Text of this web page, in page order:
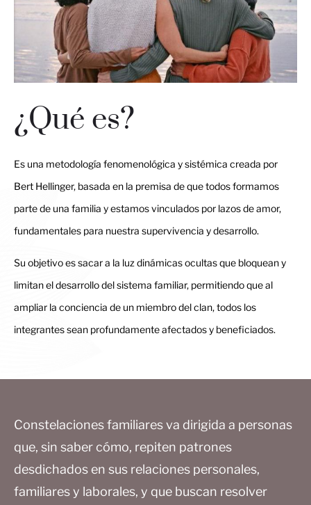
¿Qué es?
Es una metodología fenomenológica y sistémica creada por
Bert Hellinger, basada en la premisa de que todos formamos
parte de una familia y estamos vinculados por lazos de amor,
fundamentales para nuestra supervivencia y desarrollo.
Su objetivo es sacar a la luz dinámicas ocultas que bloquean y
limitan el desarrollo del sistema familiar, permitiendo que al
ampliar la conciencia de un miembro del clan, todos los
integrantes sean profundamente afectados y beneficiados.
Constelaciones familiares va dirigida a personas
que, sin saber cómo, repiten patrones
desdichados en sus relaciones personales,
familiares y laborales, y que buscan resolver